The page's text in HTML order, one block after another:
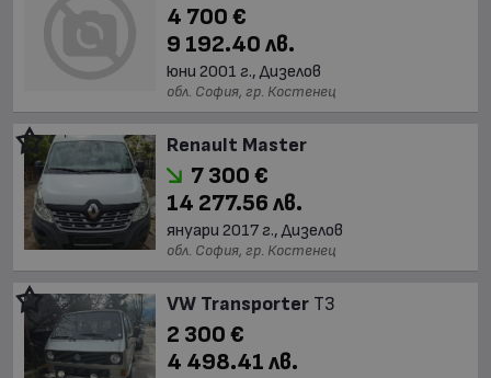
4 700 €
9 192.40 лв.
юни 2001 г., Дизелов
обл. София, гр. Костенец
Renault Master
7 300 €
14 277.56 лв.
януари 2017 г., Дизелов
обл. София, гр. Костенец
VW Transporter T3
2 300 €
4 498.41 лв.